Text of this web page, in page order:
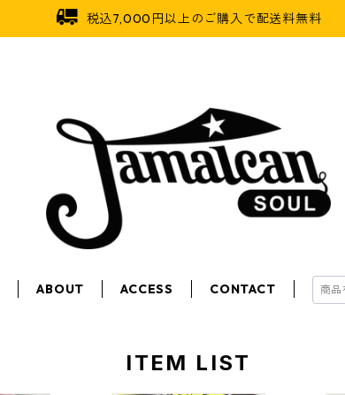
税込7,000円以上のご購入で配送料無料
ABOUT ACCESS CONTACT
ITEM LIST